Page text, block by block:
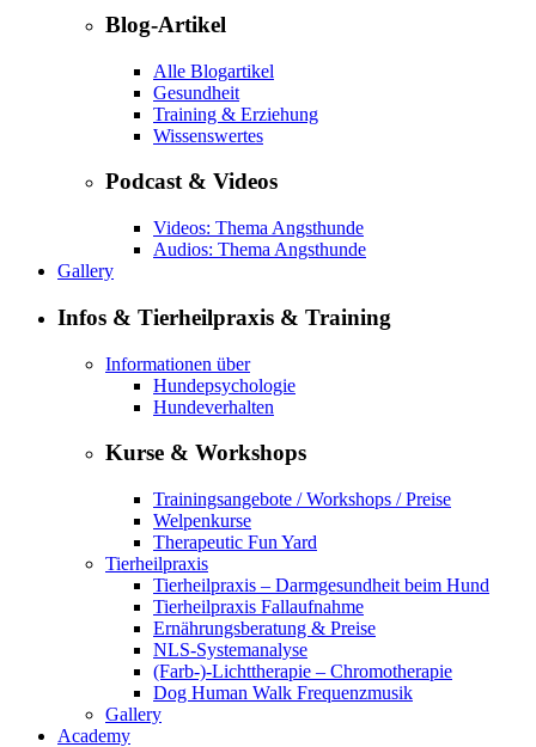
Blog-Artikel
Alle Blogartikel
Gesundheit
Training & Erziehung
Wissenswertes
Podcast & Videos
Videos: Thema Angsthunde
Audios: Thema Angsthunde
Gallery
Infos & Tierheilpraxis & Training
Informationen über
Hundepsychologie
Hundeverhalten
Kurse & Workshops
Trainingsangebote / Workshops / Preise
Welpenkurse
Therapeutic Fun Yard
Tierheilpraxis
Tierheilpraxis – Darmgesundheit beim Hund
Tierheilpraxis Fallaufnahme
Ernährungsberatung & Preise
NLS-Systemanalyse
(Farb-)-Lichttherapie – Chromotherapie
Dog Human Walk Frequenzmusik
Gallery
Academy